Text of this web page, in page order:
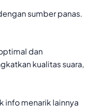
sumber panas.
dan
kualitas suara,
info menarik lainnya